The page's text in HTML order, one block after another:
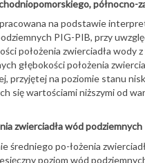
północno-
na podstawie
PIG-PIB, przy
położenia zwierciadła wody
głębokości położenia
przyjętej na poziomie stanu
się wartościami niższymi od
zwierciadła wód podziemnych
średniego po-łożenia
poziom wód